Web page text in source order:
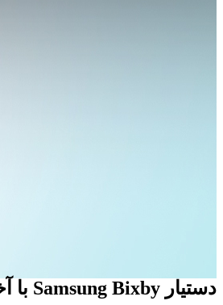
دستیار Samsung Bixby با آخرین به‌روزرسانی هوشمندتر می شود